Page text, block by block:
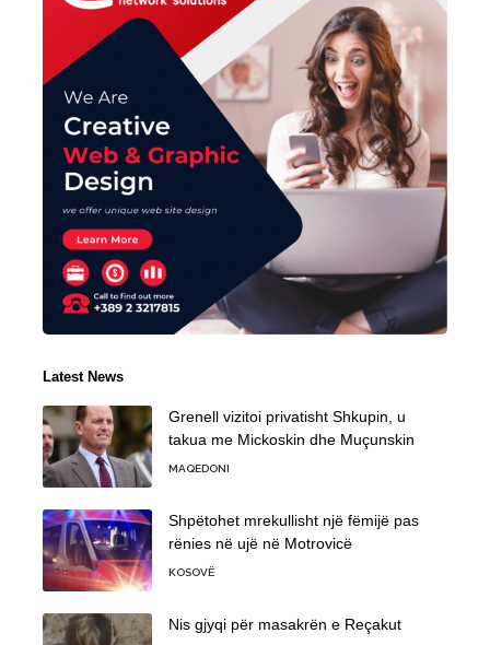
Latest News
Grenell vizitoi privatisht Shkupin, u
takua me Mickoskin dhe Muçunskin
MAQEDONI
Shpëtohet mrekullisht një fëmijë pas
rënies në ujë në Motrovicë
KOSOVË
Nis gjyqi për masakrën e Reçakut